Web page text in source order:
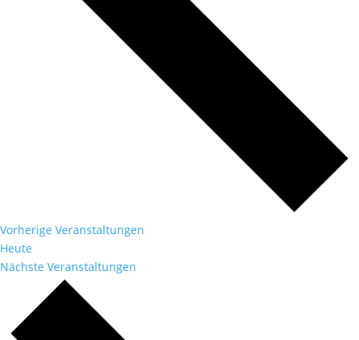
Vorherige Veranstaltungen
Heute
Nächste Veranstaltungen